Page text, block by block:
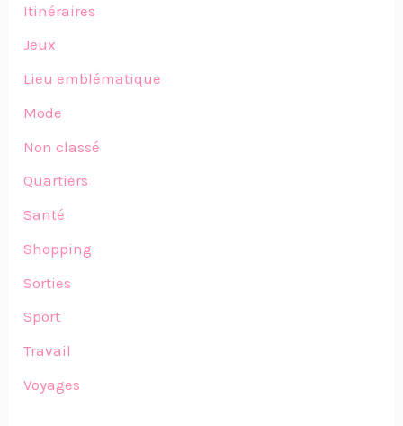
Itinéraires
Jeux
Lieu emblématique
Mode
Non classé
Quartiers
Santé
Shopping
Sorties
Sport
Travail
Voyages